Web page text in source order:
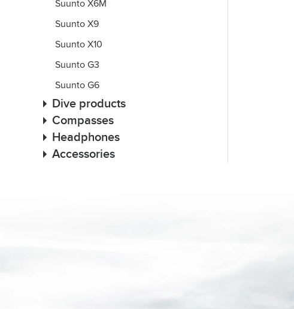
Suunto X6M
Suunto X9
Suunto X10
Suunto G3
Suunto G6
Dive products
Compasses
Headphones
Accessories